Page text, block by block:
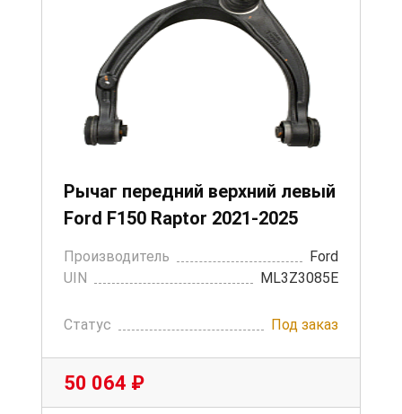
Рычаг передний верхний левый
Ford F150 Raptor 2021-2025
Производитель
Ford
UIN
ML3Z3085E
Статус Под заказ
50 064 ₽